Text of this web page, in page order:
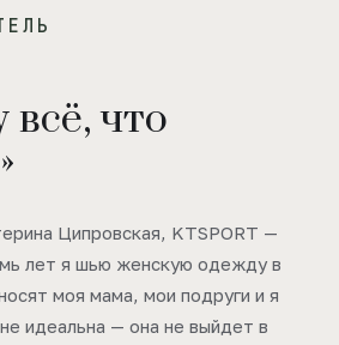
что
Ципровская, KTSPORT —
лет я шью женскую одежду в
моя мама, мои подруги и я
идеальна — она не выйдет в